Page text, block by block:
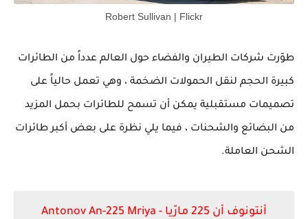
Robert Sullivan | Flickr
طوّرت شركات الطيران والفضاء حول العالم عدداً من الطائرات
كبيرة الحجم لنقل الحمولات الضخمة ، وهي تعمل حالياً على
تصميمات مستقبلية يمكن أن تسمح للطائرات بحمل المزيد
من البضائع والشحنات ، فيما يلي نظرة على بعض أكبر طائرات
الشحن العاملة.
أنتونوف أن Antonov An-225 Mriya